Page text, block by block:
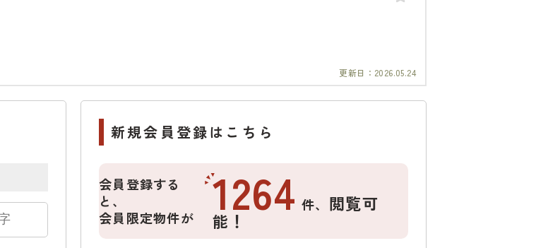
更新日： 2026.05.24
新規会員登録はこちら
会員登録する
と、
会員限定物件が
1264 件、 閲覧可
能！